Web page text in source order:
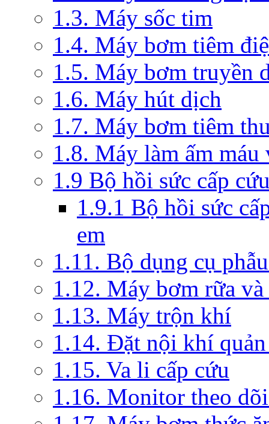
1.3. Máy sốc tim
1.4. Máy bơm tiêm
1.5. Máy bơm truyền
1.6. Máy hút dịch
1.7. Máy bơm tiêm
1.8. Máy làm ấm
1.9 Bộ hồi sức cấp
1.9.1 Bộ hồi sức
em
1.11. Bộ dụng cụ
1.12. Máy bơm rữa
1.13. Máy trộn khí
1.14. Đặt nội khí
1.15. Va li cấp cứu
1.16. Monitor theo